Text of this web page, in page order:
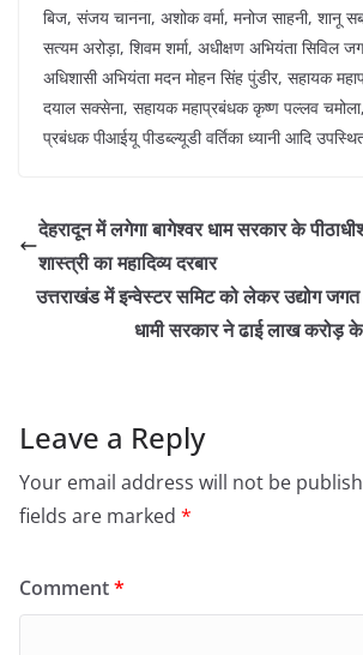
बिज, संजय चानना, अशोक वर्मा, मनोज साहनी, शानू
सत्यम अरोड़ा, शिवम शर्मा, अधीक्षण अभियंता सिविल
अधिशासी अभियंता मदन मोहन सिंह पुंडीर, सहायक
दयाल सक्सेना, सहायक महाप्रबंधक कृष्ण पल्लव
प्रबंधक पीआईयू पीडब्ल्यूडी वर्तिका ध्यानी आदि
देहरादून में लगेगा बागेश्वर धाम सरकार के
शास्त्री का महादिव्य दरबार
उत्तराखंड में इन्वेस्टर समिट को लेकर उद्योग जगत
धामी सरकार ने ढाई लाख करोड़
Leave a Reply
Your email address will not be
fields are marked *
Comment*